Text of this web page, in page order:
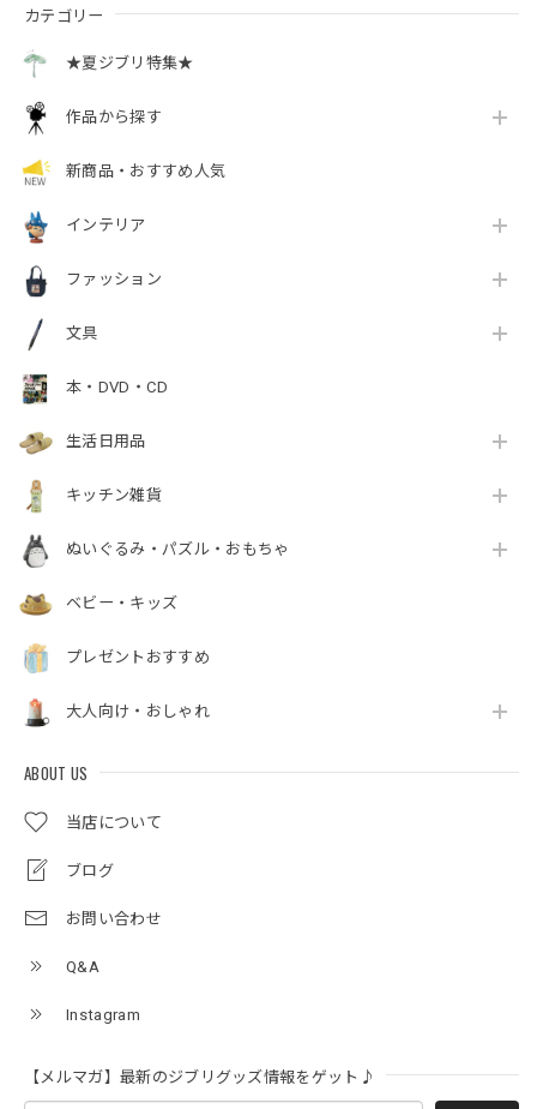
カテゴリー
★夏ジブリ特集★
作品から探す
新商品・おすすめ人気
インテリア
ファッション
文具
本・DVD・CD
生活日用品
キッチン雑貨
ぬいぐるみ・パズル・おもちゃ
ベビー・キッズ
プレゼントおすすめ
大人向け・おしゃれ
ABOUT US
当店について
ブログ
お問い合わせ
Q&A
Instagram
【メルマガ】最新のジブリグッズ情報をゲット♪